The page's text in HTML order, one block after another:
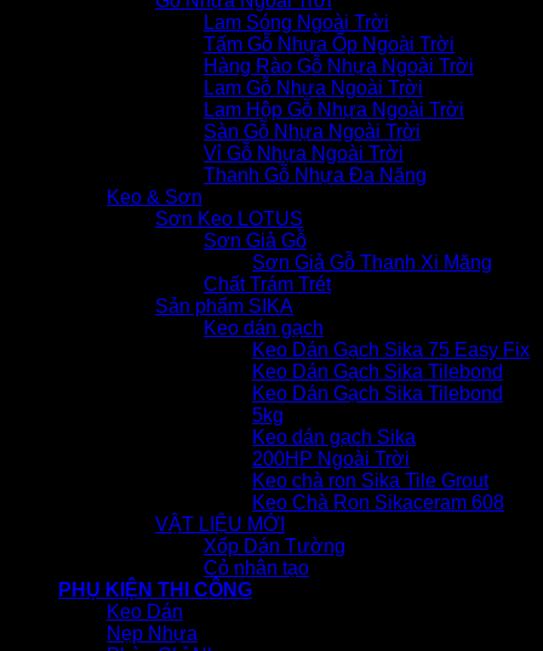
Lam Sóng Ngoài Trời
Tấm Gỗ Nhựa Ốp Ngoài Trời
Hàng Rào Gỗ Nhựa Ngoài Trời
Lam Gỗ Nhựa Ngoài Trời
Lam Hộp Gỗ Nhựa Ngoài Trời
Sàn Gỗ Nhựa Ngoài Trời
Vỉ Gỗ Nhựa Ngoài Trời
Thanh Gỗ Nhựa Đa Năng
Keo & Sơn
Sơn Keo LOTUS
Sơn Giả Gỗ
Sơn Giả Gỗ Thanh Xi Măng
Chất Trám Trét
Sản phẩm SIKA
Keo dán gạch
Keo Dán Gạch Sika 75 Easy Fix
Keo Dán Gạch Sika Tilebond
Keo Dán Gạch Sika Tilebond
5kg
Keo dán gạch Sika
200HP Ngoài Trời
Keo chà ron Sika Tile Grout
Keo Chà Ron Sikaceram 608
VẬT LIỆU MỚI
Xốp Dán Tường
Cỏ nhân tạo
PHỤ KIỆN THI CÔNG
Keo Dán
Nẹp Nhựa